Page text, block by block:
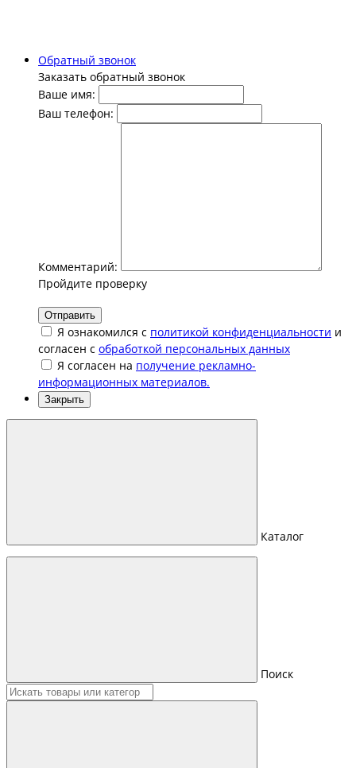
Обратный звонок
Заказать обратный звонок
Ваше имя:
Ваш телефон:
Комментарий:
Пройдите проверку
Отправить
Я ознакомился с политикой конфиденциальности и
согласен с обработкой персональных данных
Я согласен на получение рекламно-
информационных материалов.
Закрыть
Каталог
Поиск